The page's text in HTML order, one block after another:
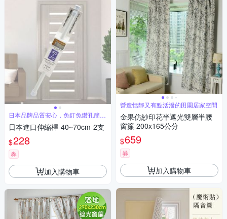
日本品牌品質安心，免釘免鑽孔簡單
安裝
日本進口伸縮桿-40~70cm-2支
$228
券
加入購物車
營造恬靜又有點活潑的田園居家空間
金果仿紗印花半遮光雙層半腰
窗簾 200x165公分
$659
券
加入購物車